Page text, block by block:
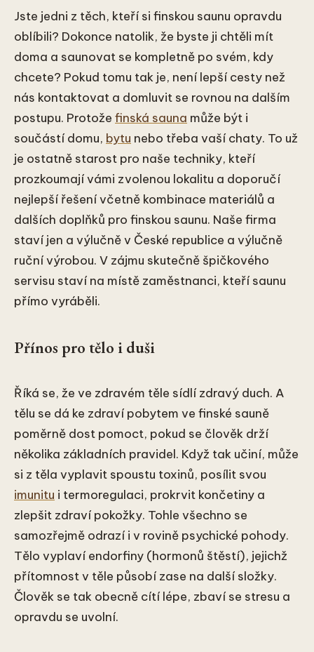
Jste jedni z těch, kteří si finskou saunu opravdu
oblíbili? Dokonce natolik, že byste ji chtěli mít
doma a saunovat se kompletně po svém, kdy
chcete? Pokud tomu tak je, není lepší cesty než
nás kontaktovat a domluvit se rovnou na dalším
postupu. Protože finská sauna může být i
součástí domu, bytu nebo třeba vaší chaty. To už
je ostatně starost pro naše techniky, kteří
prozkoumají vámi zvolenou lokalitu a doporučí
nejlepší řešení včetně kombinace materiálů a
dalších doplňků pro finskou saunu. Naše firma
staví jen a výlučně v České republice a výlučně
ruční výrobou. V zájmu skutečně špičkového
servisu staví na místě zaměstnanci, kteří saunu
přímo vyráběli.
Přínos pro tělo i duši
Říká se, že ve zdravém těle sídlí zdravý duch. A
tělu se dá ke zdraví pobytem ve finské sauně
poměrně dost pomoct, pokud se člověk drží
několika základních pravidel. Když tak učiní, může
si z těla vyplavit spoustu toxinů, posílit svou
imunitu i termoregulaci, prokrvit končetiny a
zlepšit zdraví pokožky. Tohle všechno se
samozřejmě odrazí i v rovině psychické pohody.
Tělo vyplaví endorfiny (hormonů štěstí), jejichž
přítomnost v těle působí zase na další složky.
Člověk se tak obecně cítí lépe, zbaví se stresu a
opravdu se uvolní.